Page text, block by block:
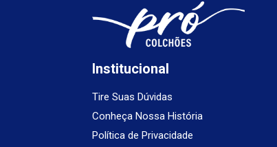
Institucional
Tire Suas Dúvidas
Conheça Nossa História
Política de Privacidade